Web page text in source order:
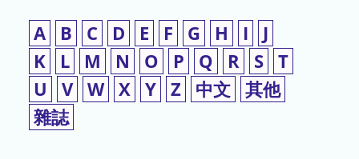
A B C D E F G H I
J
K
L M N O P Q R S T
U
V W X Y Z 中文 其他
雜誌